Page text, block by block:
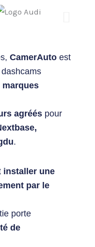
CamerAuto est
agréés pour
.
installer une
par le
porte
de